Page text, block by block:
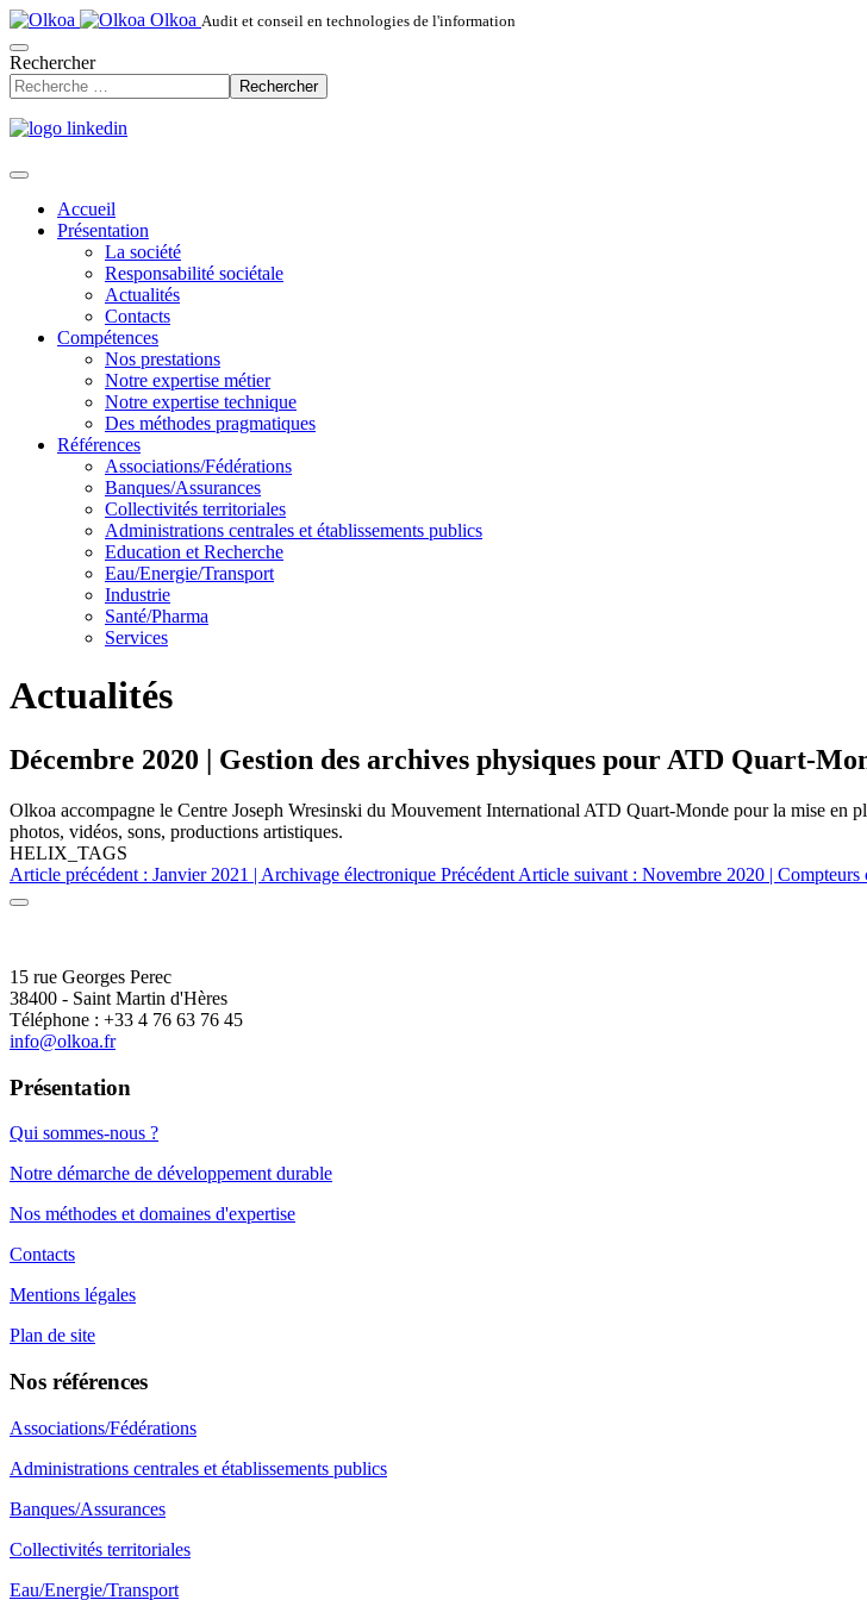
Olkoa Audit et conseil en technologies de l'information
Rechercher
Rechercher
Accueil
Présentation
La société
Responsabilité sociétale
Actualités
Contacts
Compétences
Nos prestations
Notre expertise métier
Notre expertise technique
Des méthodes pragmatiques
Références
Associations/Fédérations
Banques/Assurances
Collectivités territoriales
Administrations centrales et établissements publics
Education et Recherche
Eau/Energie/Transport
Industrie
Santé/Pharma
Services
Actualités
Décembre 2020 | Gestion des archives physiques pour ATD Quart-
Olkoa accompagne le Centre Joseph Wresinski du Mouvement International ATD Quart-Monde pour la mise
photos, vidéos, sons, productions artistiques.
HELIX_TAGS
Article précédent : Janvier 2021 | Archivage électronique Précédent Article suivant : Novembre 2020 | Compteurs
15 rue Georges Perec
38400 - Saint Martin d'Hères
Téléphone : +33 4 76 63 76 45
info@olkoa.fr
Présentation
Qui sommes-nous ?
Notre démarche de développement durable
Nos méthodes et domaines d'expertise
Contacts
Mentions légales
Plan de site
Nos références
Associations/Fédérations
Administrations centrales et établissements publics
Banques/Assurances
Collectivités territoriales
Eau/Energie/Transport